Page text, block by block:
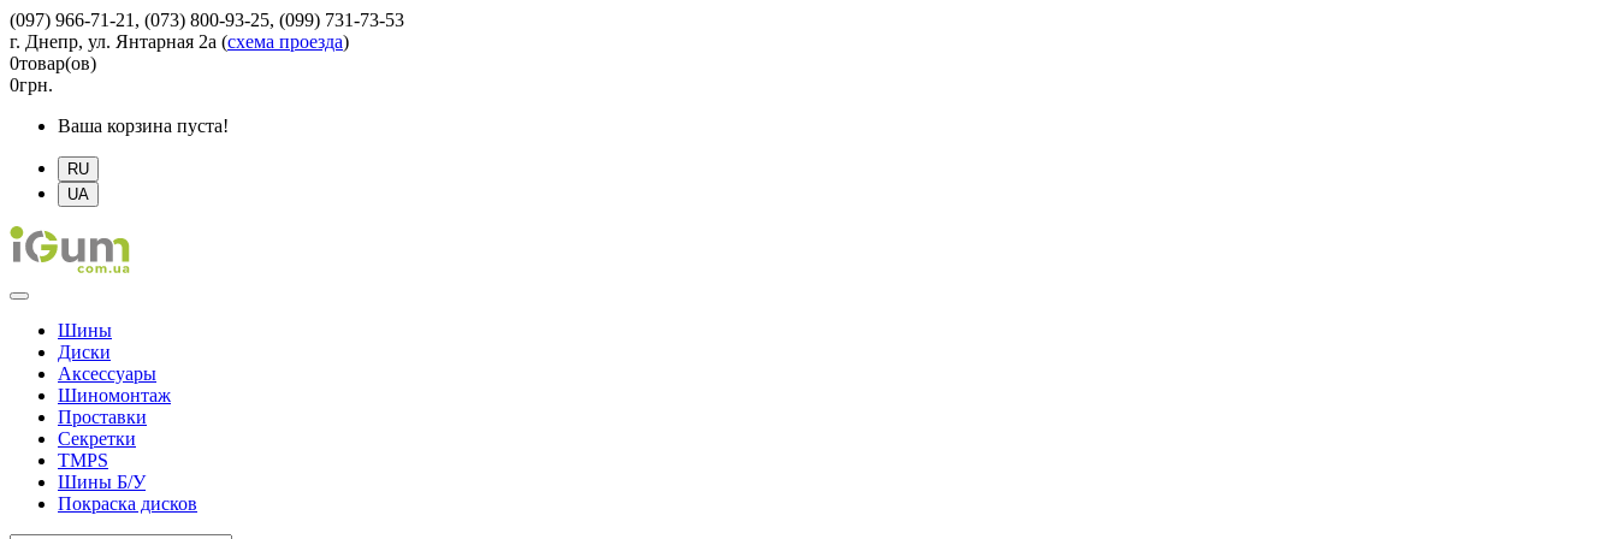
(097) 966-71-21, (073) 800-93-25, (099) 731-73-53
г. Днепр, ул. Янтарная 2а (схема проезда)
0товар(ов)
0грн.
Ваша корзина пуста!
RU
UA
Шины
Диски
Аксессуары
Шиномонтаж
Проставки
Секретки
TMPS
Шины Б/У
Покраска дисков